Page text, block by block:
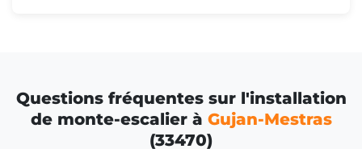
Questions fréquentes sur l'installation
de monte-escalier à Gujan-Mestras
(33470)